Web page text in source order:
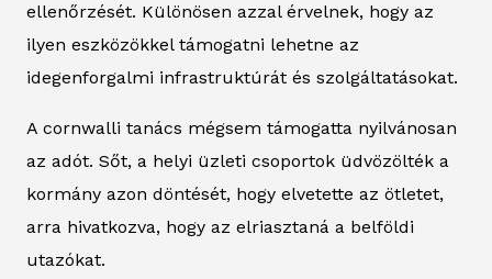
ellenőrzését. Különösen azzal érvelnek, hogy az
ilyen eszközökkel támogatni lehetne az
idegenforgalmi infrastruktúrát és szolgáltatásokat.
A cornwalli tanács mégsem támogatta nyilvánosan
az adót. Sőt, a helyi üzleti csoportok üdvözölték a
kormány azon döntését, hogy elvetette az ötletet,
arra hivatkozva, hogy az elriasztaná a belföldi
utazókat.